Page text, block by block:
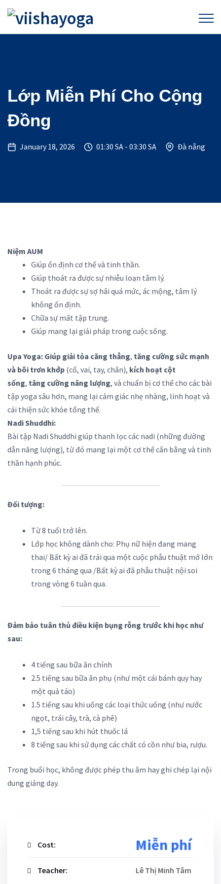
Lớp Miễn Phí Cho Cộng
Đồng
January 18, 2026 01:30 SA - 03:30 SA Đà nẵng
Niệm AUM
Giúp ổn định cơ thể và tinh thần.
Giúp thoát ra được sự nhiễu loạn tâm lý.
Thoát ra được sự sợ hãi quá mức, ác mộng, tâm lý
không ổn định.
Chữa sự mất tập trung.
Giúp mang lại giải pháp trong cuộc sống.
Upa Yoga: Giúp giải tỏa căng thẳng, tăng cường sức mạnh
và bôi trơn khớp (cổ, vai, tay, chân), kích hoạt cột
sống, tăng cường năng lượng, và chuẩn bị cơ thể cho các bài
tập yoga sâu hơn, mang lại cảm giác nhẹ nhàng, linh hoạt và
cải thiện sức khỏe tổng thể.
Nadi Shuddhi:
Bài tập Nadi Shuddhi giúp thanh lọc các nadi (những đường
dẫn năng lượng), từ đó mang lại một cơ thể cân bằng và tinh
thần hạnh phúc.
Đối tượng:
Từ 8 tuổi trở lên.
Lớp học không dành cho: Phụ nữ hiện đang mang
thai/ Bất kỳ ai đã trải qua một cuộc phẫu thuật mở lớn
trong 6 tháng qua /Bất kỳ ai đã phẫu thuật nội soi
trong vòng 6 tuần qua.
Đảm bảo tuân thủ điều kiện bụng rỗng trước khi học như
sau:
4 tiếng sau bữa ăn chính
2.5 tiếng sau bữa ăn phụ (như một cái bánh quy hay
một quả táo)
1.5 tiếng sau khi uống các loại thức uống (như nước
ngọt, trái cây, trà, cà phê)
1,5 tiếng sau khi hút thuốc lá
8 tiếng sau khi sử dụng các chất có cồn như bia, rượu.
Trong buổi học, không được phép thu âm hay ghi chép lại nội
dung giảng dạy.
Cost: Miễn phí
Teacher: Lê Thị Minh Tâm